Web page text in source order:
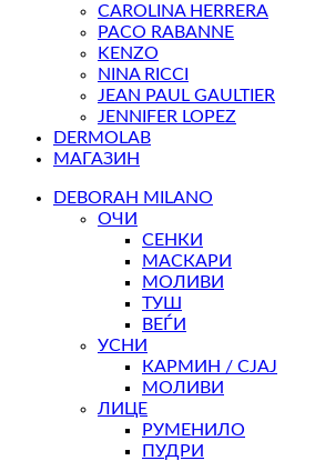
CAROLINA HERRERA
PACO RABANNE
KENZO
NINA RICCI
JEAN PAUL GAULTIER
JENNIFER LOPEZ
DERMOLAB
МАГАЗИН
DEBORAH MILANO
ОЧИ
СЕНКИ
МАСКАРИ
МОЛИВИ
ТУШ
ВЕЃИ
УСНИ
КАРМИН / СЈАЈ
МОЛИВИ
ЛИЦЕ
РУМЕНИЛО
ПУДРИ